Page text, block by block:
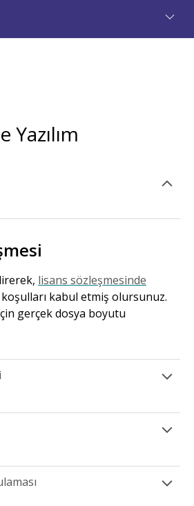
Yazılım
lisans sözleşmesinde
kabul etmiş olursunuz.
gerçek dosya boyutu